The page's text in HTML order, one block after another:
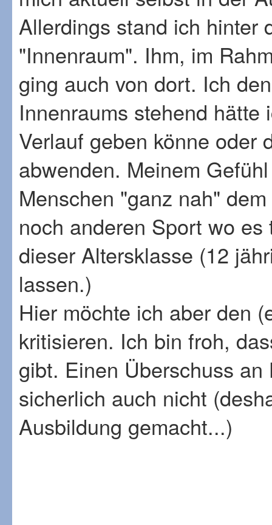
Allerdings stand ich hinter
"Innenraum". Ihm, im
ging auch von dort. Ich
Innenraums stehend
Verlauf geben könne oder
abwenden. Meinem
Menschen "ganz nah"
noch anderen Sport wo
dieser Altersklasse (12
lassen.)
Hier möchte ich aber den
kritisieren. Ich bin froh,
gibt. Einen Überschuss
sicherlich auch nicht
Ausbildung gemacht...)